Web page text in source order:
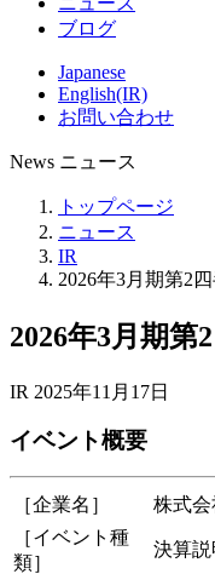
ブログ
Japanese
English(IR)
お問い合わせ
News ニュース
トップページ
ニュース
IR
2026年3月期第2
2026年3月期第
IR 2025年11月17日
イベント概要
［企業名］
株式
［イベント種
類］
決算説